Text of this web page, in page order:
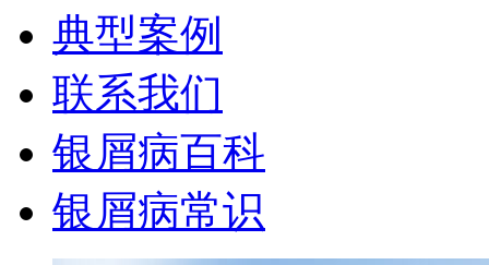
典型案例
联系我们
银屑病百科
银屑病常识